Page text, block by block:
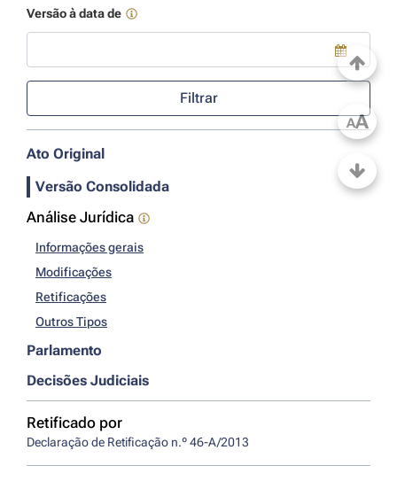
Versão à data de
Use a tecla de seta para baixo para abrir o calendário; Use as
Filtrar
Ato Original
Versão Consolidada
Análise Jurídica
Informações gerais
Modificações
Retificações
Outros Tipos
Parlamento
Decisões Judiciais
Retificado por
Declaração de Retificação n.º 46-A/2013
AA